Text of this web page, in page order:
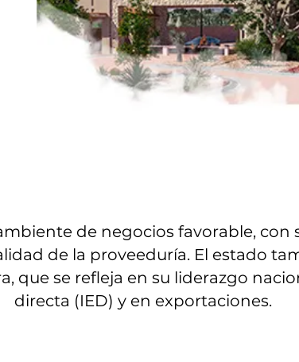
de negocios favorable, con
de la proveeduría. El estado
que se refleja en su liderazgo
directa (IED) y en exportaciones.